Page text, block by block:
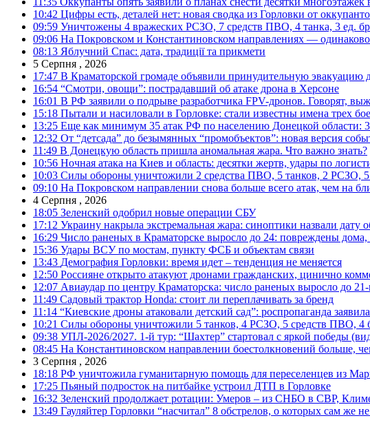
10:42 Цифры есть, деталей нет: новая сводка из Горловки от
09:59 Уничтожены 4 вражеских РСЗО, 7 средств ПВО, 4 танка, 3 ед.
09:06 На Покровском и Константиновском направлениях —
08:13 Яблучний Спас: дата, традиції та прикмети
5 Серпня , 2026
17:47 В Краматорской громаде объявили принудительную эвакуацию
16:54 “Смотри, овощи”: пострадавший об атаке дрона в Херсоне
16:01 В РФ заявили о подрыве разработчика FPV-дронов. Говорят,
15:18 Пытали и насиловали в Горловке: стали известны имена трех
13:25 Еще как минимум 35 атак РФ по населению Донецкой области:
12:32 От “детсада” до безымянных “промобъектов”: новая версия
11:49 В Донецкую область пришла аномальная жара. Что важно знать?
10:56 Ночная атака на Киев и область: десятки жертв, удары по
10:03 Силы обороны уничтожили 2 средства ПВО, 5 танков, 2 РСЗО,
09:10 На Покровском направлении снова больше всего атак, чем на
4 Серпня , 2026
18:05 Зеленский одобрил новые операции СБУ
17:12 Украину накрыла экстремальная жара: синоптики назвали дату
16:29 Число раненых в Краматорске выросло до 24: повреждены
15:36 Удары ВСУ по мостам, пункту ФСБ и объектам связи
13:43 Демография Горловки: время идет – тенденция не меняется
12:50 Россияне открыто атакуют дронами гражданских, цинично
12:07 Авиаудар по центру Краматорска: число раненых выросло до 21-
11:49 Садовый трактор Honda: стоит ли переплачивать за бренд
11:14 “Киевские дроны атаковали детский сад”: роспропаганда
10:21 Силы обороны уничтожили 5 танков, 4 РСЗО, 5 средств ПВО, 4
09:38 УПЛ-2026/2027. 1-й тур: “Шахтер” стартовал с яркой победы
08:45 На Константиновском направлении боестолкновений больше,
3 Серпня , 2026
18:18 РФ уничтожила гуманитарную помощь для переселенцев из
17:25 Пьяный подросток на питбайке устроил ДТП в Горловке
16:32 Зеленский продолжает ротации: Умеров – из СНБО в СВР,
13:49 Гауляйтер Горловки “насчитал” 8 обстрелов, о которых сам же